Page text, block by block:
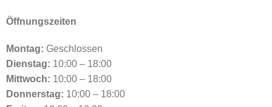
Öffnungszeiten
Montag: Geschlossen
Dienstag: 10:00 – 18:00
Mittwoch: 10:00 – 18:00
Donnerstag: 10:00 – 18:00